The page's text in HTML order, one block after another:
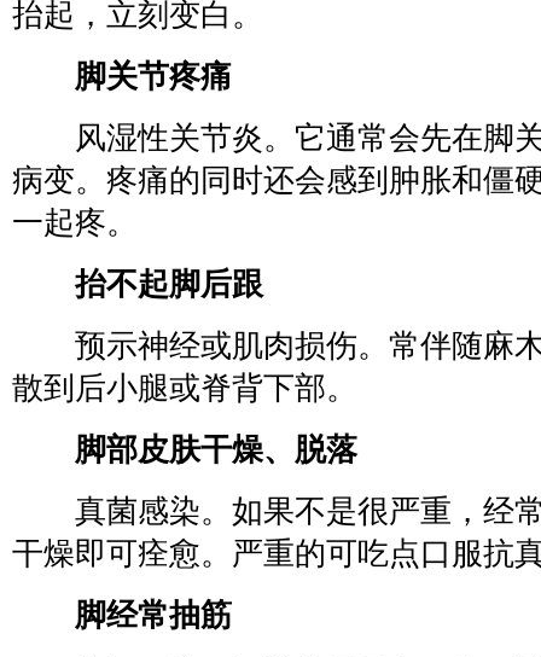
抬起，立刻变白。
脚关节疼痛
风湿性关节炎。它通常会先在脚
病变。疼痛的同时还会感到肿胀和僵
一起疼。
抬不起脚后跟
预示神经或肌肉损伤。常伴随麻
散到后小腿或脊背下部。
脚部皮肤干燥、脱落
真菌感染。如果不是很严重，经
干燥即可痊愈。严重的可吃点口服抗
脚经常抽筋